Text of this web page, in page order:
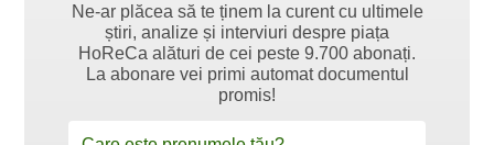
Ne-ar plăcea să te ținem la curent cu ultimele
știri, analize și interviuri despre piața
HoReCa alături de cei peste 9.700 abonați.
La abonare vei primi automat documentul
promis!